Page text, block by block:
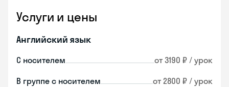
Услуги и цены
Английский язык
С носителем от 3190 ₽ / урок
В группе с носителем от 2800 ₽ / урок